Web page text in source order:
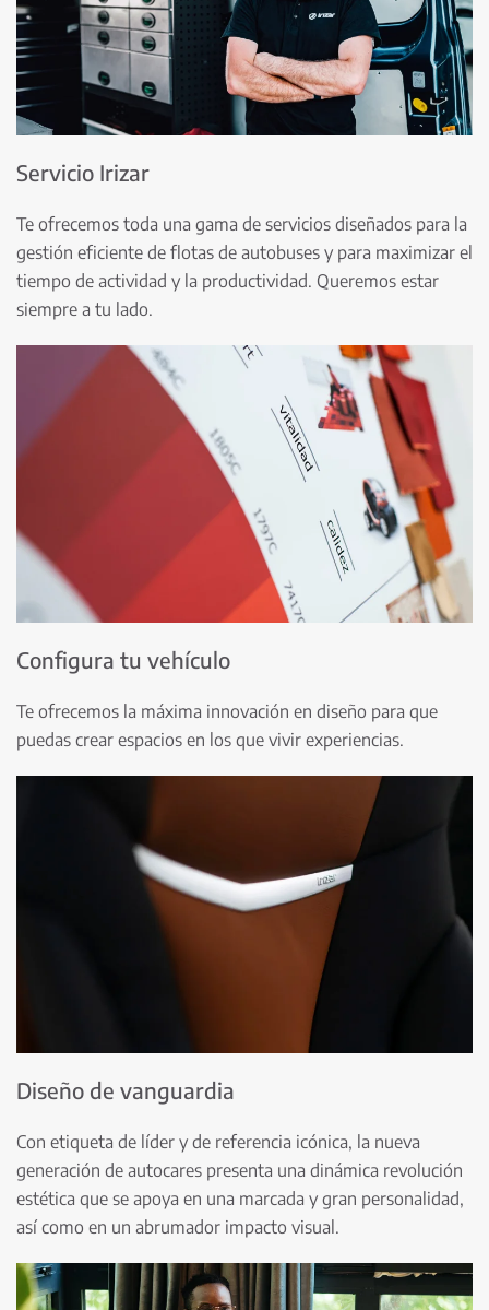
Servicio Irizar
Te ofrecemos toda una gama de servicios diseñados para la
gestión eficiente de flotas de autobuses y para maximizar el
tiempo de actividad y la productividad. Queremos estar
siempre a tu lado.
Configura tu vehículo
Te ofrecemos la máxima innovación en diseño para que
puedas crear espacios en los que vivir experiencias.
Diseño de vanguardia
Con etiqueta de líder y de referencia icónica, la nueva
generación de autocares presenta una dinámica revolución
estética que se apoya en una marcada y gran personalidad,
así como en un abrumador impacto visual.